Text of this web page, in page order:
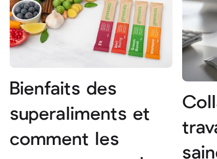
Bienfaits des
superaliments et
comment les